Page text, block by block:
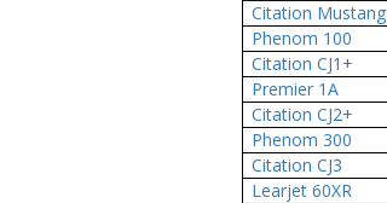
Citation Mustang
Phenom 100
Citation CJ1+
Premier 1A
Citation CJ2+
Phenom 300
Citation CJ3
Learjet 60XR